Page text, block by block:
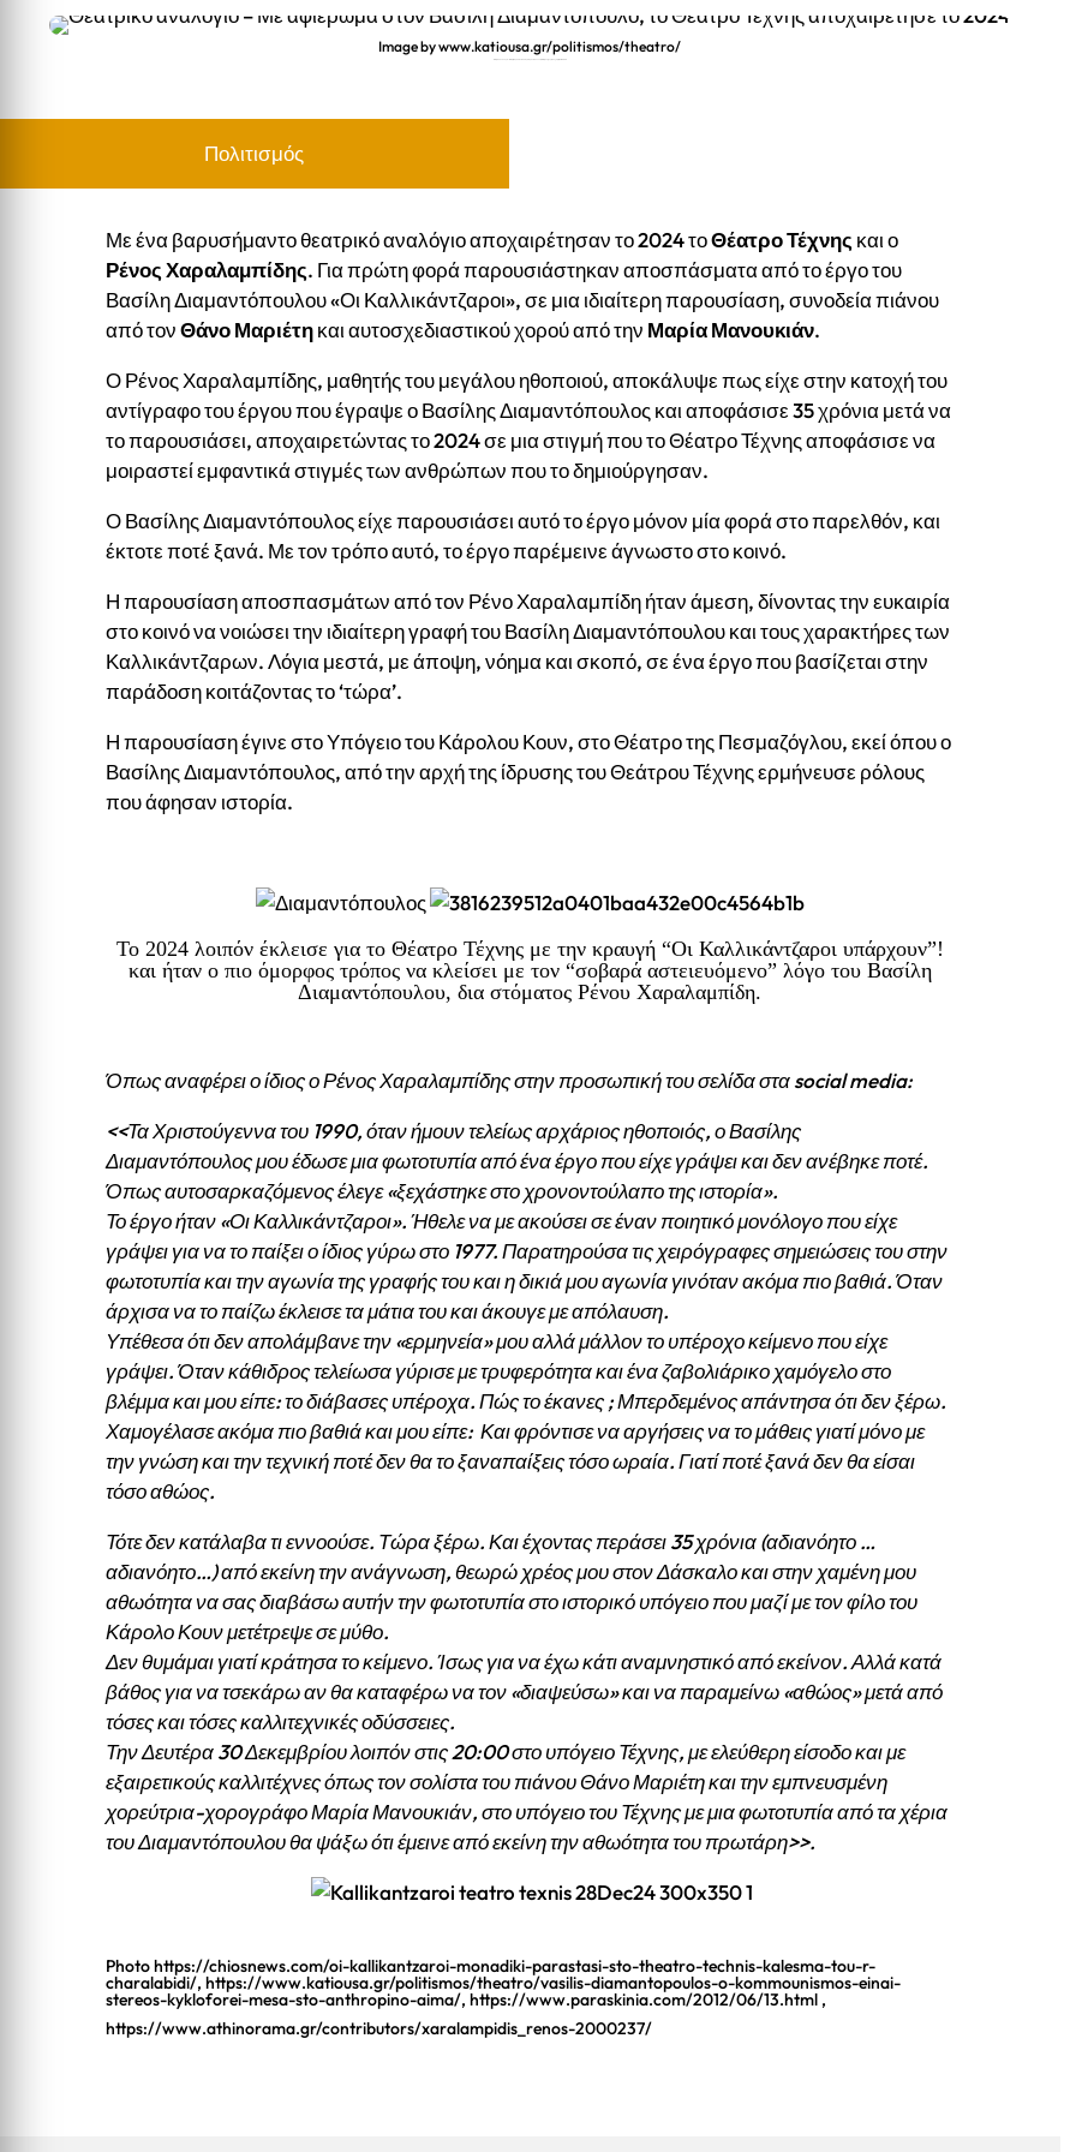
Image by www.katiousa.gr/politismos/theatro/
Πολιτισμός
Με ένα βαρυσήμαντο θεατρικό αναλόγιο αποχαιρέτησαν το 2024 τοΘέατρο Τέχνης και ο
Ρένος Χαραλαμπίδης. Για πρώτη φορά παρουσιάστηκαν αποσπάσματα από το έργο του
Βασίλη Διαμαντόπουλου «Οι Καλλικάντζαροι», σε μια ιδιαίτερη παρουσίαση, συνοδεία πιάνου
από τονΘάνο Μαριέτηκαι αυτοσχεδιαστικού χορού από την Μαρία Μανουκιάν.
Ο Ρένος Χαραλαμπίδης, μαθητής του μεγάλου ηθοποιού, αποκάλυψε πως είχε στην κατοχή του
αντίγραφο του έργου που έγραψε ο Βασίλης Διαμαντόπουλος και αποφάσισε 35 χρόνια μετά να
το παρουσιάσει, αποχαιρετώντας το 2024 σε μια στιγμή που το Θέατρο Τέχνης αποφάσισε να
μοιραστεί εμφαντικά στιγμές των ανθρώπων που το δημιούργησαν.
Ο Βασίλης Διαμαντόπουλος είχε παρουσιάσει αυτό το έργο μόνον μία φορά στο παρελθόν, και
έκτοτε ποτέ ξανά. Με τον τρόπο αυτό, το έργο παρέμεινε άγνωστο στο κοινό.
Η παρουσίαση αποσπασμάτων από τον Ρένο Χαραλαμπίδη ήταν άμεση, δίνοντας την ευκαιρία
στο κοινό να νοιώσει την ιδιαίτερη γραφή του Βασίλη Διαμαντόπουλου και τους χαρακτήρες των
Καλλικάντζαρων. Λόγια μεστά, με άποψη, νόημα και σκοπό, σε ένα έργο που βασίζεται στην
παράδοση κοιτάζοντας το ‘τώρα’.
Η παρουσίαση έγινε στο Υπόγειο του Κάρολου Κουν, στο Θέατρο της Πεσμαζόγλου, εκεί όπου ο
Βασίλης Διαμαντόπουλος, από την αρχή της ίδρυσης του Θεάτρου Τέχνης ερμήνευσε ρόλους
που άφησαν ιστορία.
Το 2024 λοιπόν έκλεισε για το Θέατρο Τέχνης με την κραυγή “Οι Καλλικάντζαροι υπάρχουν”!
και ήταν ο πιο όμορφος τρόπος να κλείσει με τον “σοβαρά αστειευόμενο” λόγο του Βασίλη
Διαμαντόπουλου, δια στόματος Ρένου Χαραλαμπίδη.
Όπως αναφέρει ο ίδιος ο Ρένος Χαραλαμπίδης στην προσωπική του σελίδα στα social media:
<<Τα Χριστούγεννα του 1990, όταν ήμουν τελείως αρχάριος ηθοποιός, ο Βασίλης
Διαμαντόπουλος μου έδωσε μια φωτοτυπία από ένα έργο που είχε γράψει και δεν ανέβηκε ποτέ.
Όπως αυτοσαρκαζόμενος έλεγε «ξεχάστηκε στο χρονοντούλαπο της ιστορία».
Το έργο ήταν «Οι Καλλικάντζαροι». Ήθελε να με ακούσει σε έναν ποιητικό μονόλογο που είχε
γράψει για να το παίξει ο ίδιος γύρω στο 1977. Παρατηρούσα τις χειρόγραφες σημειώσεις του στην
φωτοτυπία και την αγωνία της γραφής του και η δικιά μου αγωνία γινόταν ακόμα πιο βαθιά. Όταν
άρχισα να το παίζω έκλεισε τα μάτια του και άκουγε με απόλαυση.
Υπέθεσα ότι δεν απολάμβανε την «ερμηνεία» μου αλλά μάλλον το υπέροχο κείμενο που είχε
γράψει. Όταν κάθιδρος τελείωσα γύρισε με τρυφερότητα και ένα ζαβολιάρικο χαμόγελο στο
βλέμμα και μου είπε: το διάβασες υπέροχα. Πώς το έκανες ; Μπερδεμένος απάντησα ότι δεν ξέρω.
Χαμογέλασε ακόμα πιο βαθιά και μου είπε: Και φρόντισε να αργήσεις να το μάθεις γιατί μόνο με
την γνώση και την τεχνική ποτέ δεν θα το ξαναπαίξεις τόσο ωραία. Γιατί ποτέ ξανά δεν θα είσαι
τόσο αθώος.
Τότε δεν κατάλαβα τι εννοούσε. Τώρα ξέρω. Και έχοντας περάσει 35 χρόνια (αδιανόητο …
αδιανόητο…) από εκείνη την ανάγνωση, θεωρώ χρέος μου στον Δάσκαλο και στην χαμένη μου
αθωότητα να σας διαβάσω αυτήν την φωτοτυπία στο ιστορικό υπόγειο που μαζί με τον φίλο του
Κάρολο Κουν μετέτρεψε σε μύθο.
Δεν θυμάμαι γιατί κράτησα το κείμενο. Ίσως για να έχω κάτι αναμνηστικό από εκείνον. Αλλά κατά
βάθος για να τσεκάρω αν θα καταφέρω να τον «διαψεύσω» και να παραμείνω «αθώος» μετά από
τόσες και τόσες καλλιτεχνικές οδύσσειες.
Την Δευτέρα 30 Δεκεμβρίου λοιπόν στις 20:00 στο υπόγειο Τέχνης, με ελεύθερη είσοδο και με
εξαιρετικούς καλλιτέχνες όπως τον σολίστα του πιάνου Θάνο Μαριέτη και την εμπνευσμένη
χορεύτρια-χορογράφο Μαρία Μανουκιάν, στο υπόγειο του Τέχνης με μια φωτοτυπία από τα χέρια
του Διαμαντόπουλου θα ψάξω ότι έμεινε από εκείνη την αθωότητα του πρωτάρη>>.
Photohttps://chiosnews.com/oi-kallikantzaroi-monadiki-parastasi-sto-theatro-technis-kalesma-tou-r-
charalabidi/,https://www.katiousa.gr/politismos/theatro/vasilis-diamantopoulos-o-kommounismos-einai-
stereos-kykloforei-mesa-sto-anthropino-aima/, https://www.paraskinia.com/2012/06/13.html ,
https://www.athinorama.gr/contributors/xaralampidis_renos-2000237/